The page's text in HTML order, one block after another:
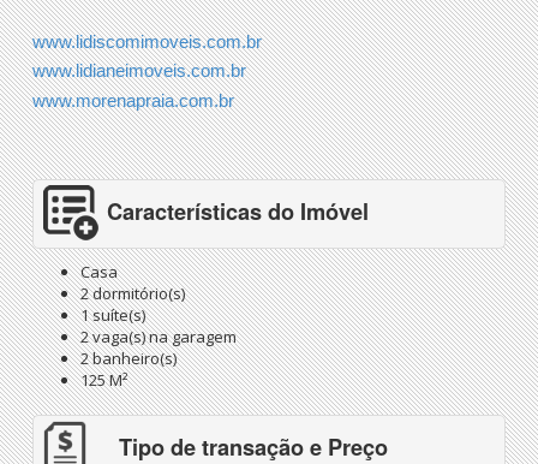
www.lidiscomimoveis.com.br
www.lidianeimoveis.com.br
www.morenapraia.com.br
Características do Imóvel
Casa
2 dormitório(s)
1 suíte(s)
2 vaga(s) na garagem
2 banheiro(s)
125 M²
Tipo de transação e Preço